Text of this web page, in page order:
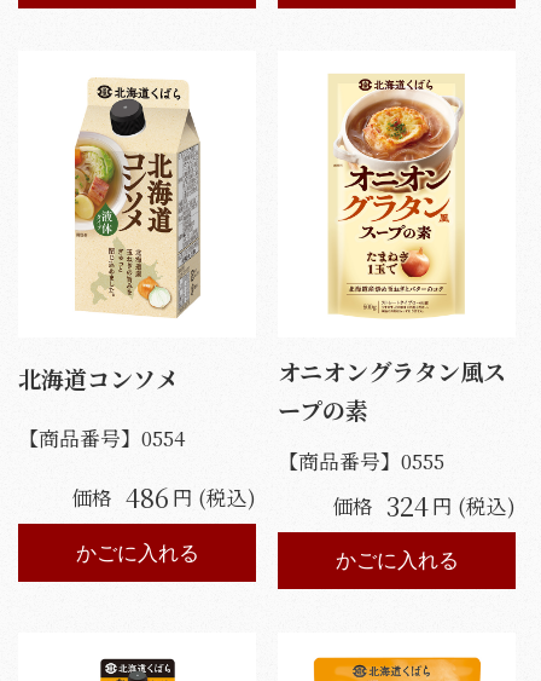
北海道コンソメ
【商品番号】 0554
価格 486 円 (税込)
かごに入れる
オニオングラタン風ス
ープの素
【商品番号】0555
価格 324円 (税込)
かごに入れる